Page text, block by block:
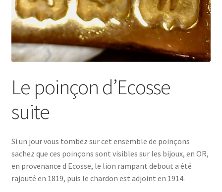
Le poinçon d’Ecosse
suite
Si un jour vous tombez sur cet ensemble de poinçons
sachez que ces poinçons sont visibles sur les bijoux, en OR,
en provenance d Ecosse, le lion rampant debout a été
rajouté en 1819, puis le chardon est adjoint en 1914.